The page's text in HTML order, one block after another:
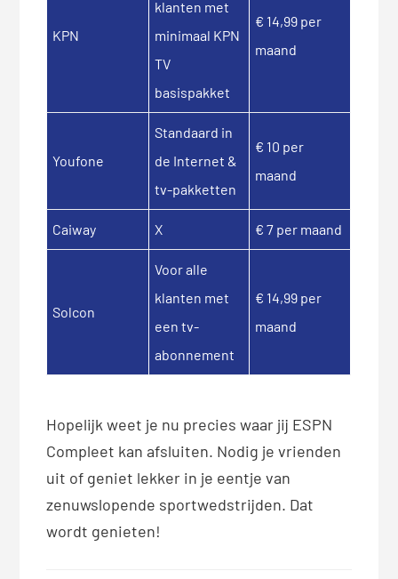
KPN
klanten met
minimaal KPN
TV
basispakket
€ 14,99 per
maand
Youfone
Standaard in
de Internet &
tv-pakketten
€ 10 per
maand
Caiway X € 7 per maand
Solcon
Voor alle
klanten met
een tv-
abonnement
€ 14,99 per
maand
Hopelijk weet je nu precies waar jij ESPN
Compleet kan afsluiten. Nodig je vrienden
uit of geniet lekker in je eentje van
zenuwslopende sportwedstrijden. Dat
wordt genieten!